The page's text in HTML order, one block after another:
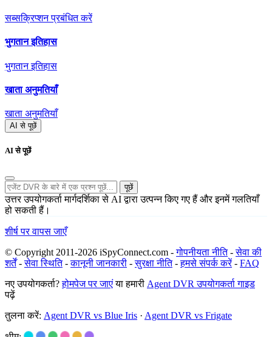
सब्सक्रिप्शन प्रबंधित करें
भुगतान इतिहास
भुगतान इतिहास
खाता अनुमतियाँ
खाता अनुमतियाँ
AI से पूछें
AI से पूछें
पूछें
उत्तर उपयोगकर्ता मार्गदर्शिका से AI द्वारा उत्पन्न किए गए हैं और इनमें गलतियाँ
हो सकती हैं।
शीर्ष पर वापस जाएँ
© Copyright 2011-2026 iSpyConnect.com -गोपनीयता नीति-सेवा की
शर्तें-सेवा स्थिति-कानूनी जानकारी -सुरक्षा नीति-हमसे संपर्क करें- FAQ
नए उपयोगकर्ता?होमपेज पर जाएंया हमारी Agent DVR उपयोगकर्ता गाइड
पढ़ें
तुलना करें: Agent DVR vs Blue Iris · Agent DVR vs Frigate